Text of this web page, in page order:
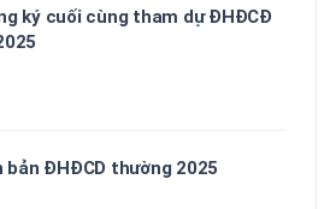
ký cuối cùng tham dự ĐHĐCĐ
bản ĐHĐCD thường 2025